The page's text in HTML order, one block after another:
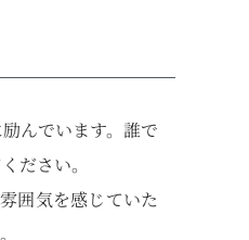
んでいます。誰で
ださい。
囲気を感じていた